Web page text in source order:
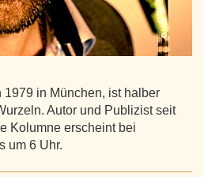
1979 in München, ist halber
Autor und Publizist seit
Kolumne erscheint bei
um 6 Uhr.